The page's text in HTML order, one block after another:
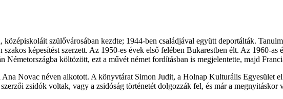
szülővárosában kezdte; 1944-ben családjával együtt deportálták.
képesítést szerzett. Az 1950-es évek első felében Bukarestben élt. Az 1960-
költözött, ezt a művét német fordításban is megjelentette, majd
Novac néven alkotott. A könyvtárat Simon Judit, a Holnap Kulturális Egyesület
zsidók voltak, vagy a zsidóság történetét dolgozzák fel, és már a